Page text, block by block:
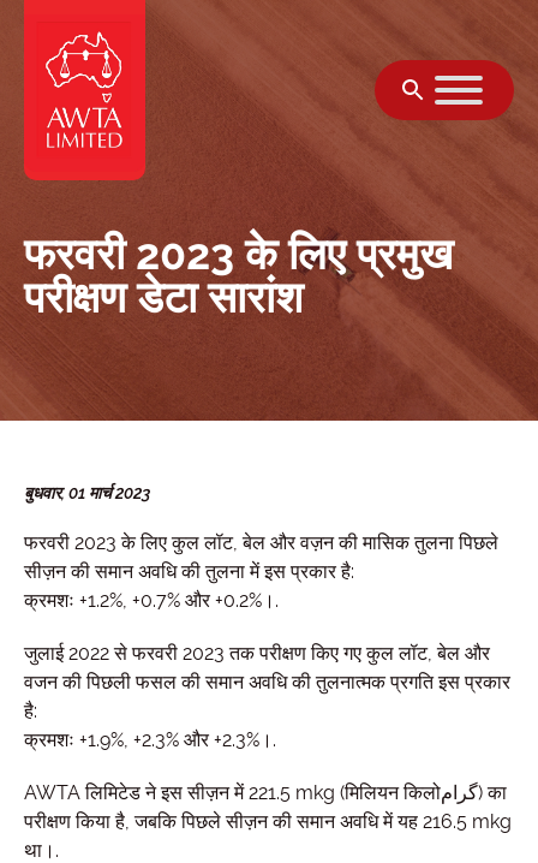
फरवरी 2023 के लिए प्रमुख
परीक्षण डेटा सारांश
बुधवार, 01 मार्च 2023
फरवरी 2023 के लिए कुल लॉट, बेल और वज़न की मासिक तुलना पिछले
सीज़न की समान अवधि की तुलना में इस प्रकार है:
क्रमशः +1.2%, +0.7% और +0.2%।.
जुलाई 2022 से फरवरी 2023 तक परीक्षण किए गए कुल लॉट, बेल और
वजन की पिछली फसल की समान अवधि की तुलनात्मक प्रगति इस प्रकार
है:
क्रमशः +1.9%, +2.3% और +2.3%।.
AWTA लिमिटेड ने इस सीज़न में 221.5 mkg (मिलियन किलोگرام) का
परीक्षण किया है, जबकि पिछले सीज़न की समान अवधि में यह 216.5 mkg
था।.